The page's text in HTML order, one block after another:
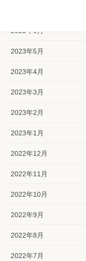
2023年6月
2023年5月
2023年4月
2023年3月
2023年2月
2023年1月
2022年12月
2022年11月
2022年10月
2022年9月
2022年8月
2022年7月